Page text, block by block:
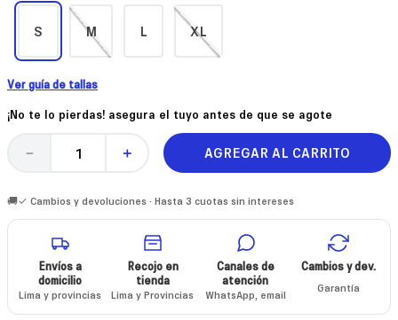
S M L XL
Ver guía de tallas
¡No te lo pierdas! asegura el tuyo antes de que se agote
＋
－ AGREGAR AL CARRITO
🚚✓ Cambios y devoluciones · Hasta 3 cuotas sin intereses
Envíos a
domicilio
Lima y provincias
Recojo en
tienda
Lima y Provincias
Canales de
atención
WhatsApp, email
Cambios y dev.
Garantía